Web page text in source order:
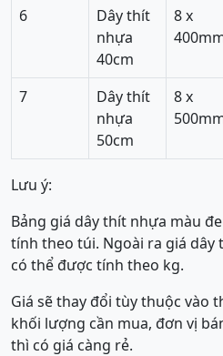
6
Dây thít
nhựa
40cm
8 x
7
Dây thít
nhựa
50cm
8 x
Lưu ý:
Bảng giá dây thít nhựa màu
tính theo túi. Ngoài ra giá dây
có thể được tính theo kg.
Giá sẽ thay đổi tùy thuộc vào
khối lượng cần mua, đơn vị
thì có giá càng rẻ.